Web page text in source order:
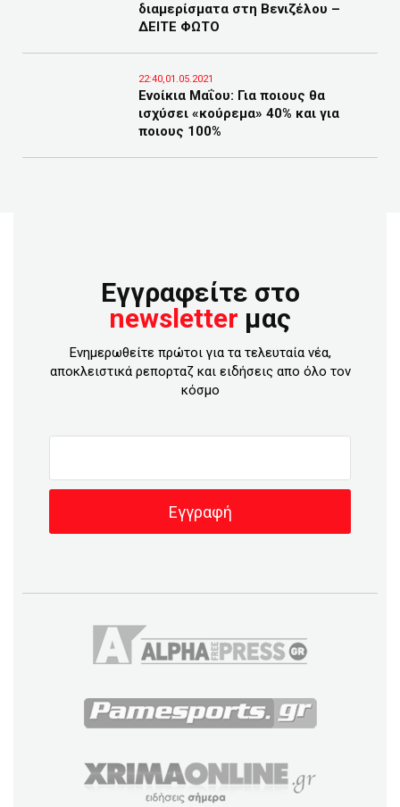
διαμερίσματα στη Βενιζέλου –
ΔΕΙΤΕ ΦΩΤΟ
22:40,01.05.2021
Ενοίκια Μαΐου: Για ποιους θα
ισχύσει «κούρεμα» 40% και για
ποιους 100%
Εγγραφείτε στο
newsletter μας
Ενημερωθείτε πρώτοι για τα τελευταία νέα,
αποκλειστικά ρεπορταζ και ειδήσεις απο όλο τον
κόσμο